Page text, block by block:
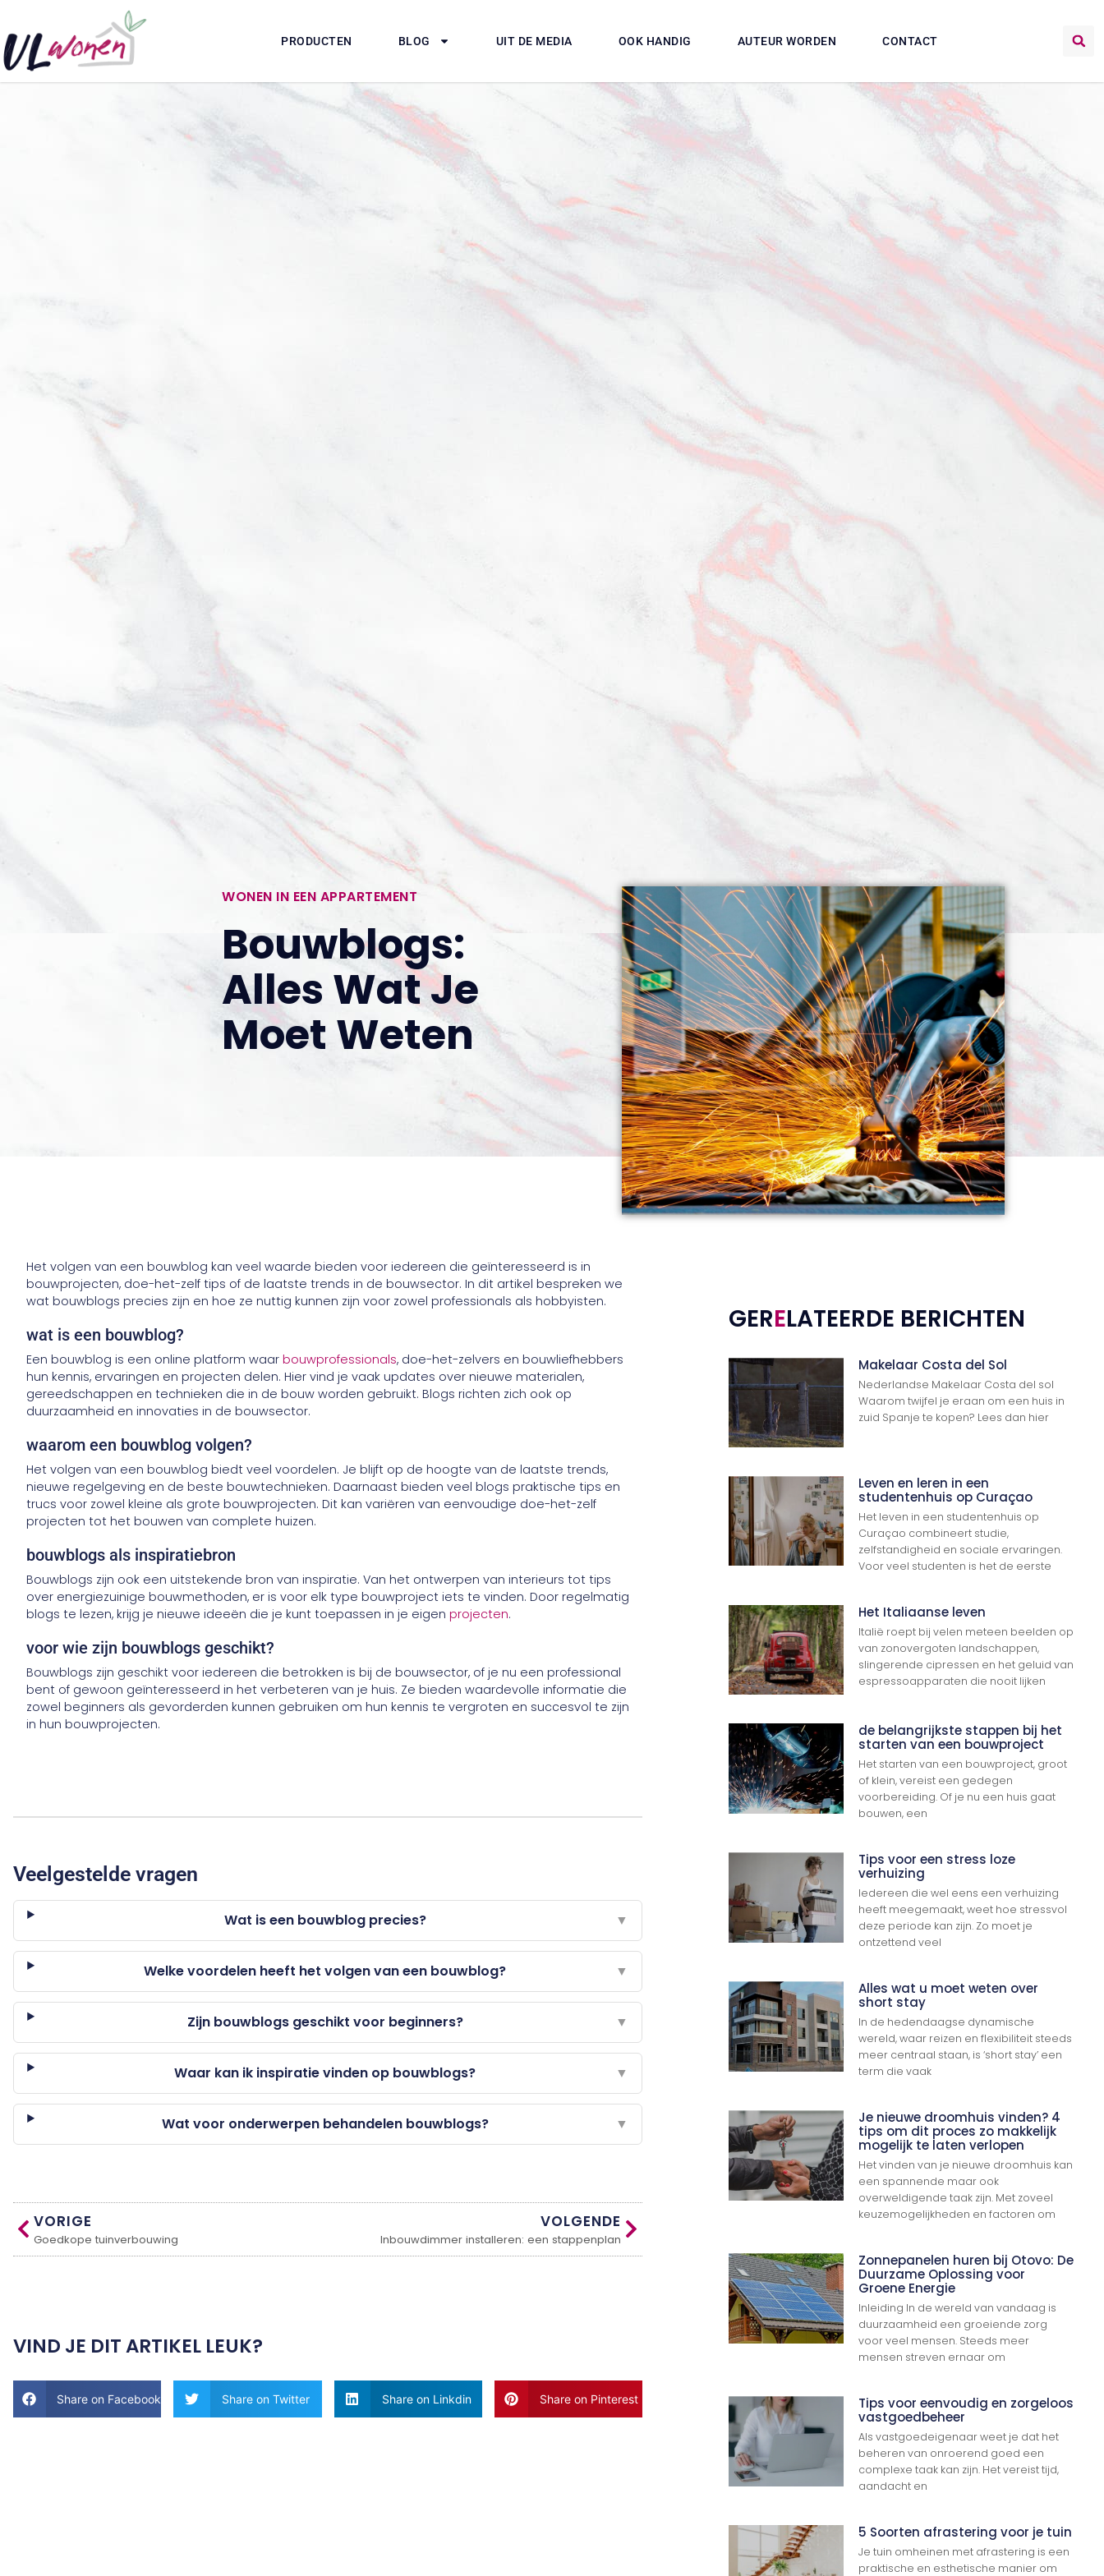
Ga Naar Boven
PRODUCTEN BLOG UIT DE MEDIA OOK HANDIG AUTEUR WORDEN CONTACT
WONEN IN EEN APPARTEMENT
Bouwblogs:
Alles Wat Je
Moet Weten
Het volgen van een bouwblog kan veel waarde bieden voor iedereen die geïnteresseerd is in
bouwprojecten, doe-het-zelf tips of de laatste trends in de bouwsector. In dit artikel bespreken we
wat bouwblogs precies zijn en hoe ze nuttig kunnen zijn voor zowel professionals als hobbyisten.
wat is een bouwblog?
Een bouwblog is een online platform waarbouwprofessionals, doe-het-zelvers en bouwliefhebbers
hun kennis, ervaringen en projecten delen. Hier vind je vaak updates over nieuwe materialen,
gereedschappen en technieken die in de bouw worden gebruikt. Blogs richten zich ook op
duurzaamheid en innovaties in de bouwsector.
waarom een bouwblog volgen?
Het volgen van een bouwblog biedt veel voordelen. Je blijft op de hoogte van de laatste trends,
nieuwe regelgeving en de beste bouwtechnieken. Daarnaast bieden veel blogs praktische tips en
trucs voor zowel kleine als grote bouwprojecten. Dit kan variëren van eenvoudige doe-het-zelf
projecten tot het bouwen van complete huizen.
bouwblogs als inspiratiebron
Bouwblogs zijn ook een uitstekende bron van inspiratie. Van het ontwerpen van interieurs tot tips
over energiezuinige bouwmethoden, er is voor elk type bouwproject iets te vinden. Door regelmatig
blogs te lezen, krijg je nieuwe ideeën die je kunt toepassen in je eigenprojecten.
voor wie zijn bouwblogs geschikt?
Bouwblogs zijn geschikt voor iedereen die betrokken is bij de bouwsector, of je nu een professional
bent of gewoon geïnteresseerd in het verbeteren van je huis. Ze bieden waardevolle informatie die
zowel beginners als gevorderden kunnen gebruiken om hun kennis te vergroten en succesvol te zijn
in hun bouwprojecten.
Veelgestelde vragen
Wat is een bouwblog precies? ▼
Welke voordelen heeft het volgen van een bouwblog? ▼
Zijn bouwblogs geschikt voor beginners? ▼
Waar kan ik inspiratie vinden op bouwblogs? ▼
Wat voor onderwerpen behandelen bouwblogs? ▼
VORIGE
Goedkope tuinverbouwing
VOLGENDE
Inbouwdimmer installeren: een stappenplan
VIND JE DIT ARTIKEL LEUK?
Share on Facebook Share on Twitter Share on Linkdin Share on Pinterest
GERELATEERDE BERICHTEN
Makelaar Costa del Sol
Nederlandse Makelaar Costa del sol
Waarom twijfel je eraan om een huis in
zuid Spanje te kopen? Lees dan hier
Leven en leren in een
studentenhuis op Curaçao
Het leven in een studentenhuis op
Curaçao combineert studie,
zelfstandigheid en sociale ervaringen.
Voor veel studenten is het de eerste
Het Italiaanse leven
Italië roept bij velen meteen beelden op
van zonovergoten landschappen,
slingerende cipressen en het geluid van
espressoapparaten die nooit lijken
de belangrijkste stappen bij het
starten van een bouwproject
Het starten van een bouwproject, groot
of klein, vereist een gedegen
voorbereiding. Of je nu een huis gaat
bouwen, een
Tips voor een stress loze
verhuizing
Iedereen die wel eens een verhuizing
heeft meegemaakt, weet hoe stressvol
deze periode kan zijn. Zo moet je
ontzettend veel
Alles wat u moet weten over
short stay
In de hedendaagse dynamische
wereld, waar reizen en flexibiliteit steeds
meer centraal staan, is ‘short stay’ een
term die vaak
Je nieuwe droomhuis vinden? 4
tips om dit proces zo makkelijk
mogelijk te laten verlopen
Het vinden van je nieuwe droomhuis kan
een spannende maar ook
overweldigende taak zijn. Met zoveel
keuzemogelijkheden en factoren om
Zonnepanelen huren bij Otovo: De
Duurzame Oplossing voor
Groene Energie
Inleiding In de wereld van vandaag is
duurzaamheid een groeiende zorg
voor veel mensen. Steeds meer
mensen streven ernaar om
Tips voor eenvoudig en zorgeloos
vastgoedbeheer
Als vastgoedeigenaar weet je dat het
beheren van onroerend goed een
complexe taak kan zijn. Het vereist tijd,
aandacht en
5 Soorten afrastering voor je tuin
Je tuin omheinen met afrastering is een
praktische en esthetische manier om